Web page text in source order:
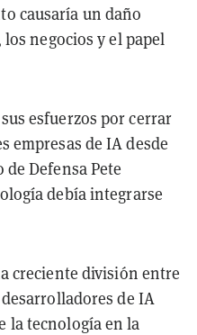
causaría un daño
negocios y el papel
esfuerzos por cerrar
empresas de IA desde
Defensa Pete
debía integrarse
creciente división entre
de IA
la tecnología en la